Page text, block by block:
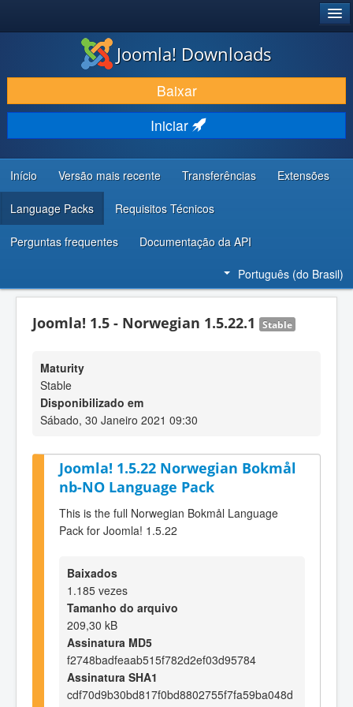
BAIXAR E APRIMORAR
DESCUBRA & APRENDA
COMUNIDADE & SUPORTE
RECURSOS PARA DESENVOLVEDORES
Joomla! Downloads
Baixar
Iniciar
Início Versão mais recente Transferências Extensões
Language Packs Requisitos Técnicos
Perguntas frequentes Documentação da API
Português (do Brasil)
Joomla! 1.5 - Norwegian 1.5.22.1 Stable
Maturity
Stable
Disponibilizado em
Sábado, 30 Janeiro 2021 09:30
Joomla! 1.5.22 Norwegian Bokmål
nb-NO Language Pack
This is the full Norwegian Bokmål Language
Pack for Joomla! 1.5.22
Baixados
1.185 vezes
Tamanho do arquivo
209,30 kB
Assinatura MD5
f2748badfeaab515f782d2ef03d95784
Assinatura SHA1
cdf70d9b30bd817f0bd8802755f7fa59ba048d